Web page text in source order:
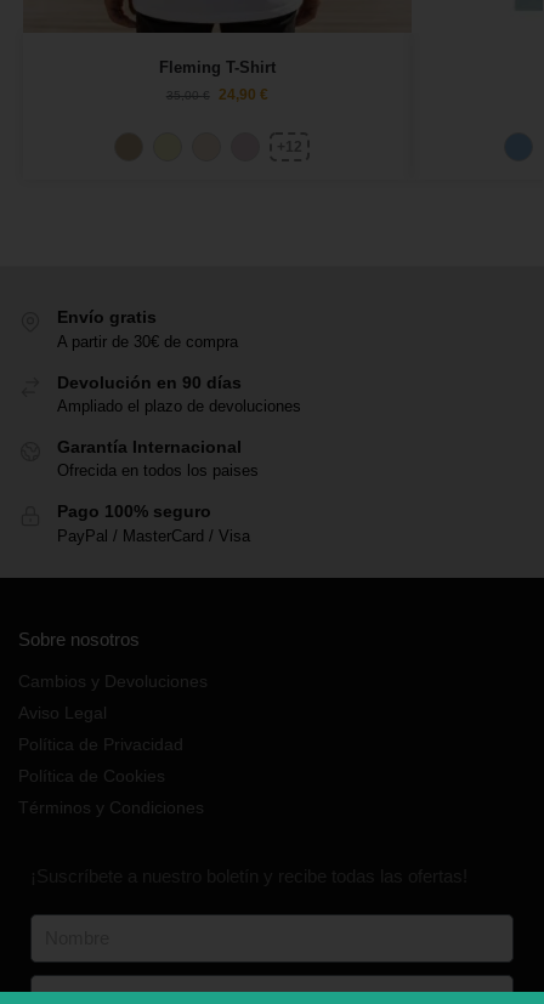
Fleming T-Shirt
35,00€ 24,90 €
Envío gratis
A partir de 30€ de compra
Devolución en 90 días
Ampliado el plazo de devoluciones
Garantía Internacional
Ofrecida en todos los paises
Pago 100% seguro
PayPal / MasterCard / Visa
Sobre nosotros
Cambios y Devoluciones
Aviso Legal
Política de Privacidad
Política de Cookies
Términos y Condiciones